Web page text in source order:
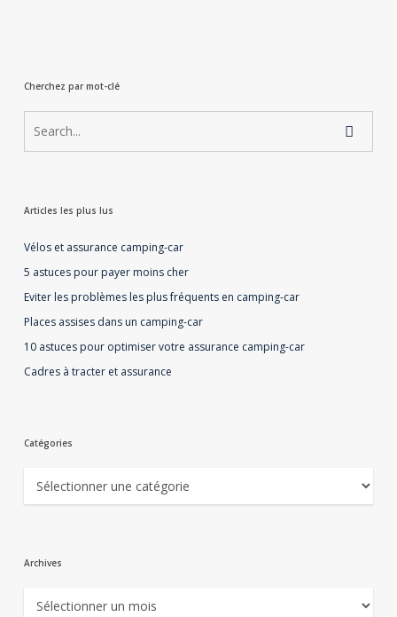
Cherchez par mot-clé
Articles les plus lus
Vélos et assurance camping-car
5 astuces pour payer moins cher
Eviter les problèmes les plus fréquents en camping-car
Places assises dans un camping-car
10 astuces pour optimiser votre assurance camping-car
Cadres à tracter et assurance
Catégories
Catégories
Archives
Archives